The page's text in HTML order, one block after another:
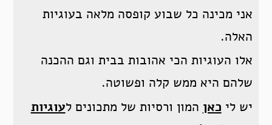
אני מכינה כל שבוע קופסה מלאה בעוגיות
האלה.
אלו העוגיות הכי אהובות בבית וגם ההכנה
שלהם היא ממש קלה ופשוטה.
יש לי כאן המון ורסיות של מתכונים לעוגיות